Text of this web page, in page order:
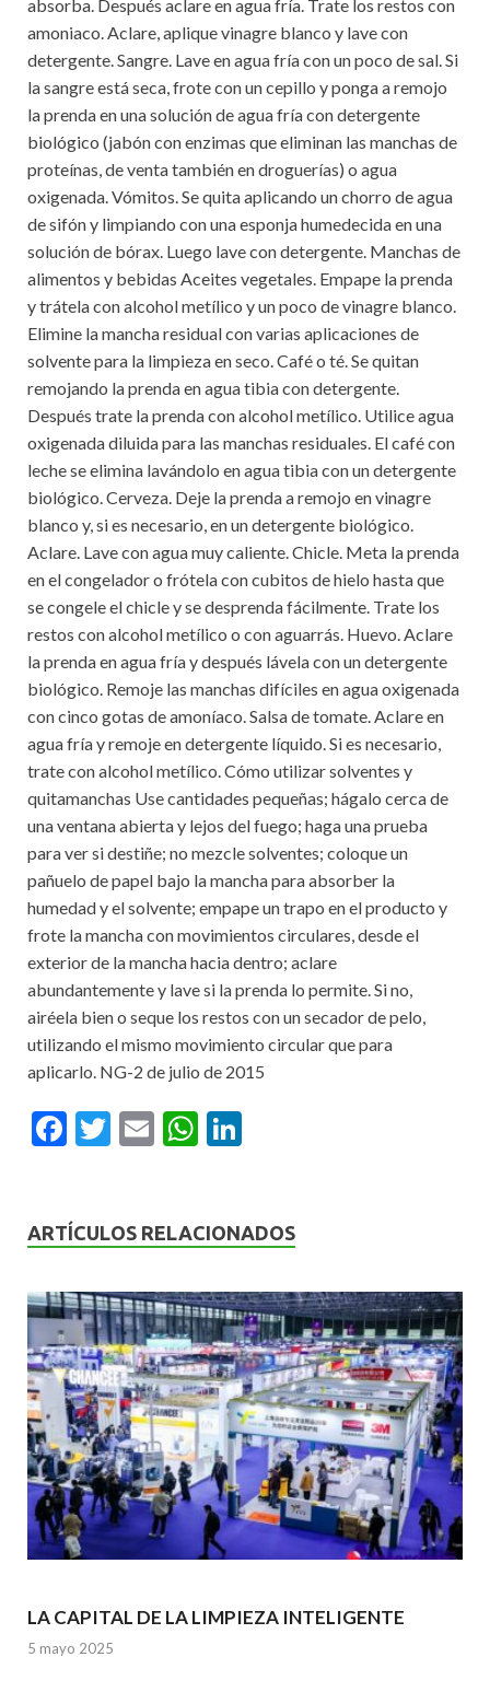
absorba. Después aclare en agua fría. Trate los restos con
amoniaco. Aclare, aplique vinagre blanco y lave con
detergente. Sangre. Lave en agua fría con un poco de sal. Si
la sangre está seca, frote con un cepillo y ponga a remojo
la prenda en una solución de agua fría con detergente
biológico (jabón con enzimas que eliminan las manchas de
proteínas, de venta también en droguerías) o agua
oxigenada. Vómitos. Se quita aplicando un chorro de agua
de sifón y limpiando con una esponja humedecida en una
solución de bórax. Luego lave con detergente. Manchas de
alimentos y bebidas Aceites vegetales. Empape la prenda
y trátela con alcohol metílico y un poco de vinagre blanco.
Elimine la mancha residual con varias aplicaciones de
solvente para la limpieza en seco. Café o té. Se quitan
remojando la prenda en agua tibia con detergente.
Después trate la prenda con alcohol metílico. Utilice agua
oxigenada diluida para las manchas residuales. El café con
leche se elimina lavándolo en agua tibia con un detergente
biológico. Cerveza. Deje la prenda a remojo en vinagre
blanco y, si es necesario, en un detergente biológico.
Aclare. Lave con agua muy caliente. Chicle. Meta la prenda
en el congelador o frótela con cubitos de hielo hasta que
se congele el chicle y se desprenda fácilmente. Trate los
restos con alcohol metílico o con aguarrás. Huevo. Aclare
la prenda en agua fría y después lávela con un detergente
biológico. Remoje las manchas difíciles en agua oxigenada
con cinco gotas de amoníaco. Salsa de tomate. Aclare en
agua fría y remoje en detergente líquido. Si es necesario,
trate con alcohol metílico. Cómo utilizar solventes y
quitamanchas Use cantidades pequeñas; hágalo cerca de
una ventana abierta y lejos del fuego; haga una prueba
para ver si destiñe; no mezcle solventes; coloque un
pañuelo de papel bajo la mancha para absorber la
humedad y el solvente; empape un trapo en el producto y
frote la mancha con movimientos circulares, desde el
exterior de la mancha hacia dentro; aclare
abundantemente y lave si la prenda lo permite. Si no,
airéela bien o seque los restos con un secador de pelo,
utilizando el mismo movimiento circular que para
aplicarlo. NG-2 de julio de 2015
F
b
o
k
T
er
E
l
W
s
p
p
dI
ARTÍCULOS RELACIONADOS
LA CAPITAL DE LA LIMPIEZA INTELIGENTE
5 mayo 2025